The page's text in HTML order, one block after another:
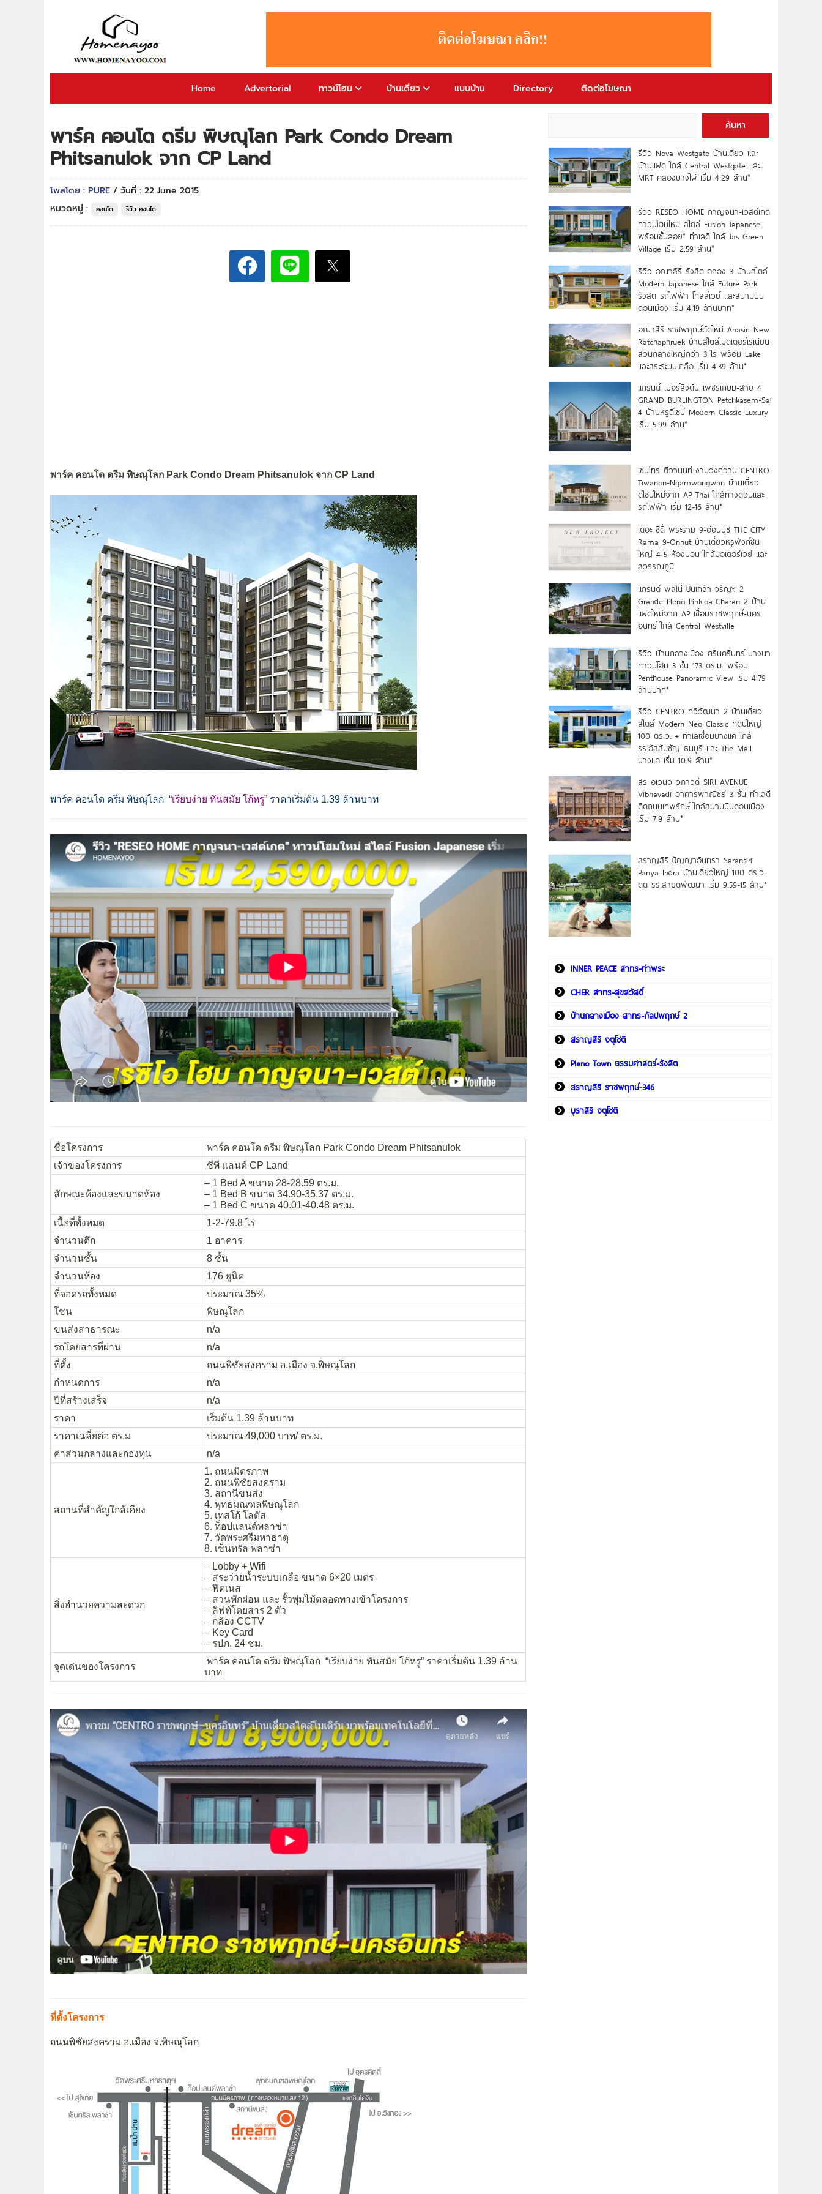
Home Advertorial ทาวน์โฮม บ้านเดี่ยว แบบบ้าน Directory ติดต่อโฆษณา
พาร์ค คอนโด ดรีม พิษณุโลก Park Condo Dream
Phitsanulok จาก CP Land
โพสโดย : PURE / วันที่ : 22 June 2015
หมวดหมู่ :
คอนโด รีวิว คอนโด
พาร์ค คอนโด ดรีม พิษณุโลก Park Condo Dream Phitsanulok จาก CP Land
พาร์ค คอนโด ดรีม พิษณุโลก “เรียบง่าย ทันสมัย โก้หรู” ราคาเริ่มต้น 1.39 ล้านบาท
ชื่อโครงการ
พาร์ค คอนโด ดรีม พิษณุโลก Park Condo Dream Phitsanulok
เจ้าของโครงการ
ซีพี แลนด์ CP Land
ลักษณะห้องและขนาดห้อง
– 1 Bed A ขนาด 28-28.59 ตร.ม.
– 1 Bed B ขนาด 34.90-35.37 ตร.ม.
– 1 Bed C ขนาด 40.01-40.48 ตร.ม.
เนื้อที่ทั้งหมด
1-2-79.8 ไร่
จำนวนตึก
1 อาคาร
จำนวนชั้น
8 ชั้น
จำนวนห้อง
176 ยูนิต
ที่จอดรถทั้งหมด
ประมาณ 35%
โซน
พิษณุโลก
ขนส่งสาธารณะ
n/a
รถโดยสารที่ผ่าน
n/a
ที่ตั้ง
ถนนพิชัยสงคราม อ.เมือง จ.พิษณุโลก
กำหนดการ
n/a
ปีที่สร้างเสร็จ
n/a
ราคา
เริ่มต้น 1.39 ล้านบาท
ราคาเฉลี่ยต่อ ตร.ม
ประมาณ 49,000 บาท/ ตร.ม.
ค่าส่วนกลางและกองทุน
n/a
สถานที่สำคัญใกล้เคียง
1. ถนนมิตรภาพ
2. ถนนพิชัยสงคราม
3. สถานีขนส่ง
4. พุทธมณฑลพิษณุโลก
5. เทสโก้ โลตัส
6. ท็อปแลนด์พลาซ่า
7. วัดพระศรีมหาธาตุ
8. เซ็นทรัล พลาซ่า
สิ่งอำนวยความสะดวก
– Lobby + Wifi
– สระว่ายน้ำระบบเกลือ ขนาด 6×20 เมตร
– ฟิตเนส
– สวนพักผ่อน และ รั้วพุ่มไม้ตลอดทางเข้าโครงการ
– ลิฟท์โดยสาร 2 ตัว
– กล้อง CCTV
– Key Card
– รปภ. 24 ชม.
จุดเด่นของโครงการ
พาร์ค คอนโด ดรีม พิษณุโลก “เรียบง่าย ทันสมัย โก้หรู” ราคาเริ่มต้น 1.39 ล้าน
บาท
ที่ตั้งโครงการ
ถนนพิชัยสงคราม อ.เมือง จ.พิษณุโลก
ค้นหา
รีวิว Nova Westgate บ้านเดี่ยว และ
บ้านแฝด ใกล้ Central Westgate และ
MRT คลองบางไผ่ เริ่ม 4.29 ล้าน*
รีวิว RESEO HOME กาญจนา-เวสต์เกต
ทาวน์โฮมใหม่ สไตล์ Fusion Japanese
พร้อมชั้นลอย* ทำเลดี ใกล้ Jas Green
Village เริ่ม 2.59 ล้าน*
รีวิว อณาสิริ รังสิต-คลอง 3 บ้านสไตล์
Modern Japanese ใกล้ Future Park
รังสิต รถไฟฟ้า โทลล์เวย์ และสนามบิน
ดอนเมือง เริ่ม 4.19 ล้านบาท*
อณาสิริ ราชพฤกษ์ตัดใหม่ Anasiri New
Ratchaphruek บ้านสไตล์เมดิเตอร์เรเนียน
ส่วนกลางใหญ่กว่า 3 ไร่ พร้อม Lake
และสระระบบเกลือ เริ่ม 4.39 ล้าน*
แกรนด์ เบอร์ลิงตัน เพชรเกษม-สาย 4
GRAND BURLINGTON Petchkasem-Sai
4 บ้านหรูดีไซน์ Modern Classic Luxury
เริ่ม 5.99 ล้าน*
เซนโทร ติวานนท์-งามวงศ์วาน CENTRO
Tiwanon-Ngamwongwan บ้านเดี่ยว
ดีไซน์ใหม่จาก AP Thai ใกล้ทางด่วนและ
รถไฟฟ้า เริ่ม 12-16 ล้าน*
เดอะ ซิตี้ พระราม 9-อ่อนนุช THE CITY
Rama 9-Onnut บ้านเดี่ยวหรูฟังก์ชัน
ใหญ่ 4-5 ห้องนอน ใกล้มอเตอร์เวย์ และ
สุวรรณภูมิ
แกรนด์ พลีโน่ ปิ่นเกล้า-จรัญฯ 2
Grande Pleno Pinkloa-Charan 2 บ้าน
แฝดใหม่จาก AP เชื่อมราชพฤกษ์-นคร
อินทร์ ใกล้ Central Westville
รีวิว บ้านกลางเมือง ศรีนครินทร์-บางนา
ทาวน์โฮม 3 ชั้น 173 ตร.ม. พร้อม
Penthouse Panoramic View เริ่ม 4.79
ล้านบาท*
รีวิว CENTRO ทวีวัฒนา 2 บ้านเดี่ยว
สไตล์ Modern Neo Classic ที่ดินใหญ่
100 ตร.ว. + ทำเลเชื่อมบางแค ใกล้
รร.อัสสัมชัญ ธนบุรี และ The Mall
บางแค เริ่ม 10.9 ล้าน*
สิริ อเวนิว วิภาวดี SIRI AVENUE
Vibhavadi อาคารพาณิชย์ 3 ชั้น ทำเลดี
ติดถนนเทพรักษ์ ใกล้สนามบินดอนเมือง
เริ่ม 7.9 ล้าน*
สราญสิริ ปัญญาอินทรา Saransiri
Panya Indra บ้านเดี่ยวใหญ่ 100 ตร.ว.
ดิด รร.สาธิตพัฒนา เริ่ม 9.59-15 ล้าน*
INNER PEACE สาทร-ท่าพระ
CHER สาทร-สุขสวัสดิ์
บ้านกลางเมือง สาทร-กัลปพฤกษ์ 2
สราญสิริ จตุโชติ
Pleno Town ธรรมศาสตร์-รังสิต
สราญสิริ ราชพฤกษ์-346
บุราสิริ จตุโชติ